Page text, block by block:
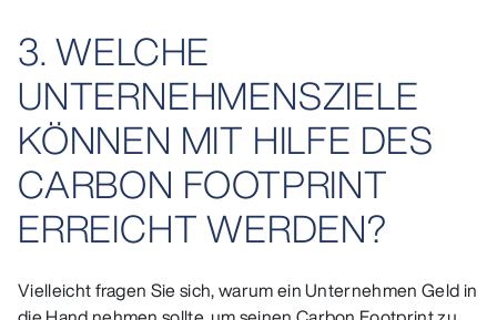
3. WELCHE
UNTERNEHMENSZIELE
KÖNNEN MIT HILFE DES
CARBON FOOTPRINT
ERREICHT WERDEN?
Vielleicht fragen Sie sich, warum ein Unternehmen Geld in